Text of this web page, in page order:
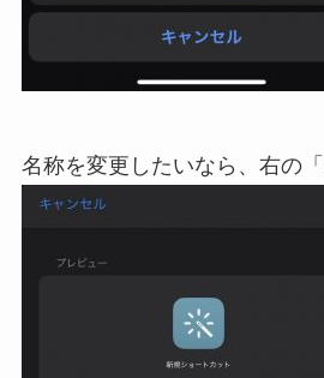
名称を変更したいなら、右の